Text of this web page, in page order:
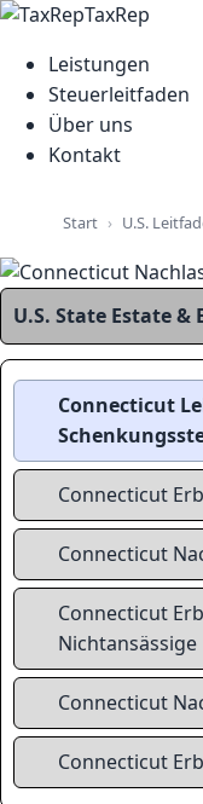
TaxRep
Leistungen
Steuerleitfaden
Über uns
Kontakt
Start U.S.
U.S. State Estate
Connecticut
Connecticut
Connecticut
Connecticut
Nichtansässige
Connecticut
Connecticut